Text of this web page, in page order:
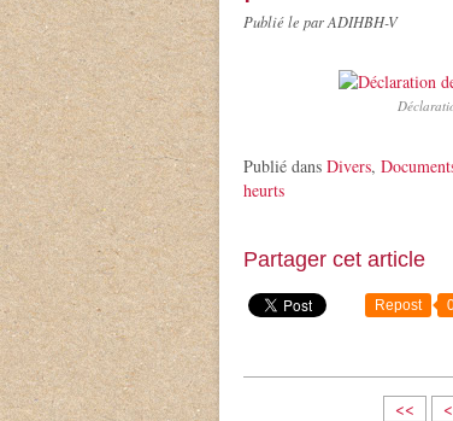
Publié le par ADIHBH-V
Publié dans Divers,
heurts
Partager cet article
Repost
<< <